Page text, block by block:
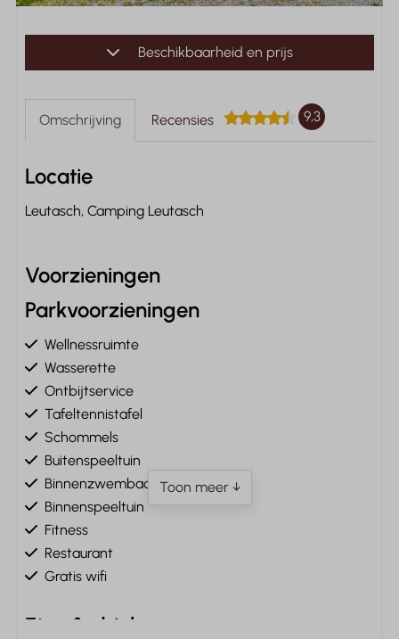
Beschikbaarheid en prijs
Omschrijving Recensies 9,3
Locatie
Leutasch, Camping Leutasch
Voorzieningen
Parkvoorzieningen
Wellnessruimte
Wasserette
Ontbijtservice
Tafeltennistafel
Schommels
Buitenspeeltuin
Binnenzwembad
Binnenspeeltuin
Fitness
Restaurant
Gratis wifi
Eten & drinken
Toon meer ↓